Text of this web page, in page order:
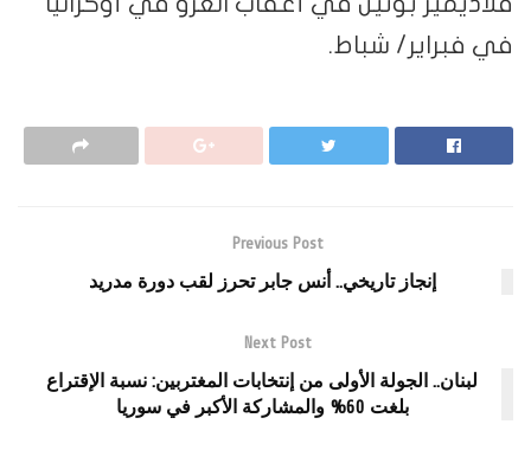
في فبراير/ شباط.
Previous Post
إنجاز تاريخي.. أنس جابر تحرز لقب دورة مدريد
Next Post
لبنان.. الجولة الأولى من إنتخابات المغتربين: نسبة الإقتراع
بلغت 60% والمشاركة الأكبر في سوريا